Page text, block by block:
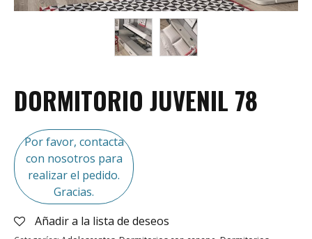
DORMITORIO JUVENIL 78
Por favor, contacta
con nosotros para
realizar el pedido.
Gracias.
Añadir a la lista de deseos